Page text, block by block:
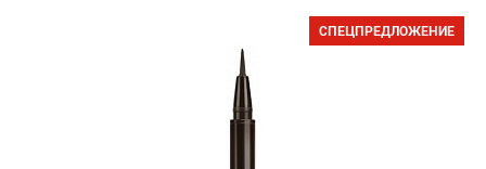
СПЕЦПРЕДЛОЖЕНИЕ